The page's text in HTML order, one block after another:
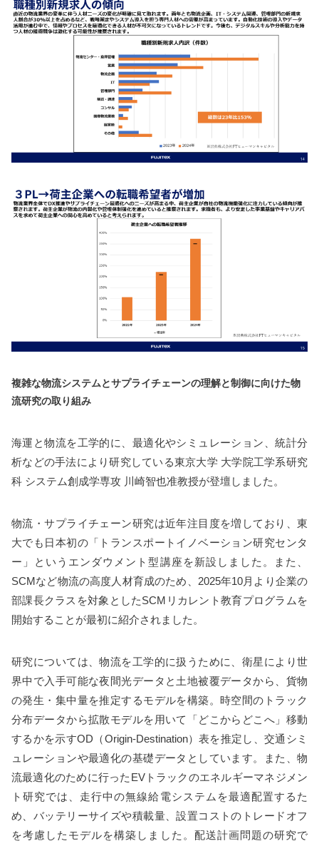
複雑な物流システムとサプライチェーンの理解と制御に向けた物
流研究の取り組み
海運と物流を工学的に、最適化やシミュレーション、統計分
析などの手法により研究している東京大学 大学院工学系研究
科 システム創成学専攻 川崎智也准教授が登壇しました。
物流・サプライチェーン研究は近年注目度を増しており、東
大でも日本初の「トランスポートイノベーション研究センタ
ー」というエンダウメント型講座を新設しました。また、
SCMなど物流の高度人材育成のため、2025年10月より企業の
部課長クラスを対象としたSCMリカレント教育プログラムを
開始することが最初に紹介されました。
研究については、物流を工学的に扱うために、衛星により世
界中で入手可能な夜間光データと土地被覆データから、貨物
の発生・集中量を推定するモデルを構築。時空間のトラック
分布データから拡散モデルを用いて「どこからどこへ」移動
するかを示すOD（Origin-Destination）表を推定し、交通シミ
ュレーションや最適化の基礎データとしています。また、物
流最適化のために行ったEVトラックのエネルギーマネジメン
ト研究では、走行中の無線給電システムを最適配置するた
め、バッテリーサイズや積載量、設置コストのトレードオフ
を考慮したモデルを構築しました。配送計画問題の研究で